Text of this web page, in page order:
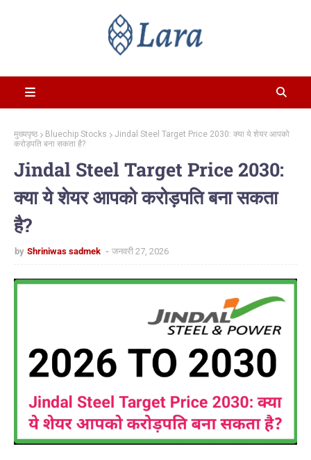
मुख्यपृष्ठ Bluechip Stocks
Jindal Steel Target Price 2030: क्या ये शेयर आपको
करोड़पति बना सकता है?
Jindal Steel Target Price 2030:
क्या ये शेयर आपको करोड़पति बना सकता
है?
by Shriniwas sadmek जनवरी 27, 2026